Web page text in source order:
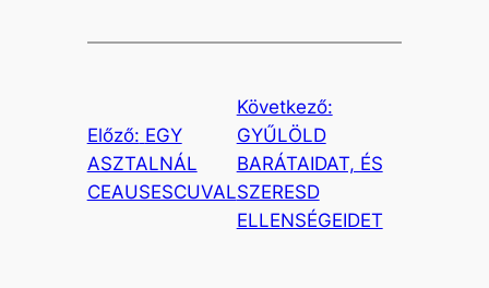
Előző: EGY
ASZTALNÁL
CEAUSESCUVAL
Következő:
GYŰLÖLD
BARÁTAIDAT, ÉS
SZERESD
ELLENSÉGEIDET